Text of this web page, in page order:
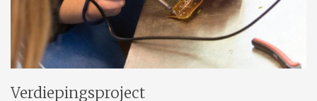
Verdiepingsproject